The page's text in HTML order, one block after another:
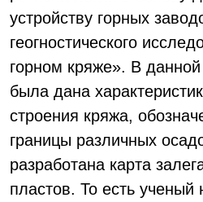
устройству горных
геогностического
горном кряже». В
была дана
строения кряжа,
границы различных
разработана карта
пластов. То есть ученый